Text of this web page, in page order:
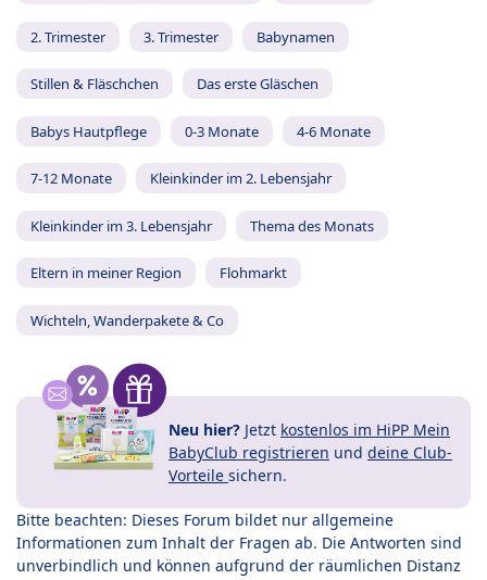
2. Trimester 3. Trimester Babynamen
Stillen & Fläschchen Das erste Gläschen
Babys Hautpflege 0-3 Monate 4-6 Monate
7-12 Monate Kleinkinder im 2. Lebensjahr
Kleinkinder im 3. Lebensjahr Thema des Monats
Eltern in meiner Region Flohmarkt
Wichteln, Wanderpakete & Co
Neu hier? Jetzt kostenlos im HiPP Mein
BabyClub registrieren und deine Club-
Vorteile sichern.
Bitte beachten: Dieses Forum bildet nur allgemeine
Informationen zum Inhalt der Fragen ab. Die Antworten sind
unverbindlich und können aufgrund der räumlichen Distanz